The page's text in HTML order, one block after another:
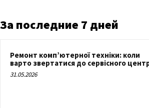
За последние 7 дней
Ремонт комп’ютерної техніки: коли
варто звертатися до сервісного
31.05.2026